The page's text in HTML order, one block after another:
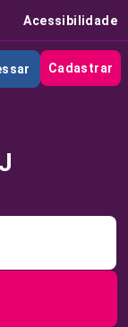
Acessibilidade
Cadastrar